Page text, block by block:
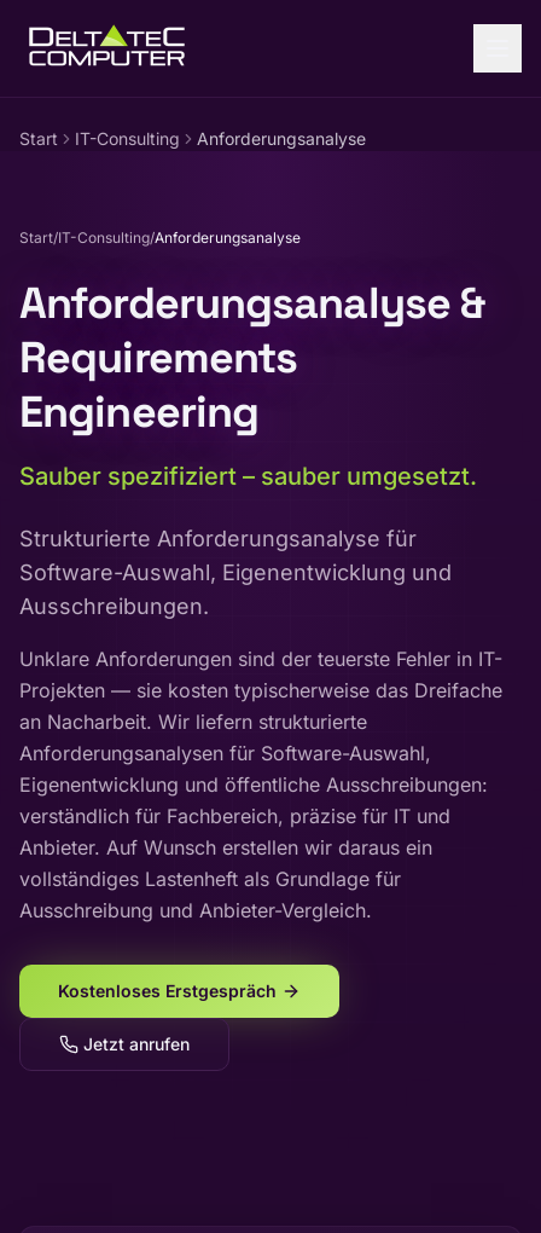
Start IT-Consulting Anforderungsanalyse
Start/IT-Consulting/Anforderungsanalyse
Anforderungsanalyse &
Requirements
Engineering
Sauber spezifiziert – sauber umgesetzt.
Strukturierte Anforderungsanalyse für
Software-Auswahl, Eigenentwicklung und
Ausschreibungen.
Unklare Anforderungen sind der teuerste Fehler in IT-
Projekten — sie kosten typischerweise das Dreifache
an Nacharbeit. Wir liefern strukturierte
Anforderungsanalysen für Software-Auswahl,
Eigenentwicklung und öffentliche Ausschreibungen:
verständlich für Fachbereich, präzise für IT und
Anbieter. Auf Wunsch erstellen wir daraus ein
vollständiges Lastenheft als Grundlage für
Ausschreibung und Anbieter-Vergleich.
Kostenloses Erstgespräch
Jetzt anrufen